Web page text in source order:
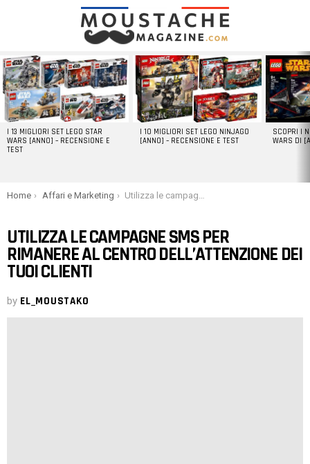
LATEST
STORIES
I 13 MIGLIORI SET LEGO STAR
WARS [ANNO] – RECENSIONE E
TEST
I 10 MIGLIORI SET LEGO NINJAGO
[ANNO] – RECENSIONE E TEST
SCOPRI I
WARS DI
You are here:
Home Affari e Marketing Utilizza le campagne SMS per rimanere al centro dell’attenzione dei tuoi clienti
UTILIZZA LE CAMPAGNE SMS PER
RIMANERE AL CENTRO DELL’ATTENZIONE DEI
TUOI CLIENTI
by EL_MOUSTAKO